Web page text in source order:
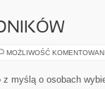
MOŻLIWOŚĆ
myślą o osobach